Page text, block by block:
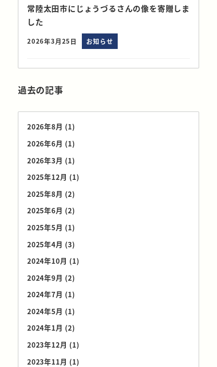
常陸太田市にじょうづるさんの像を寄贈しま
した
2026年3月25日 お知らせ
過去の記事
2026年8月 (1)
2026年6月 (1)
2026年3月 (1)
2025年12月 (1)
2025年8月 (2)
2025年6月 (2)
2025年5月 (1)
2025年4月 (3)
2024年10月 (1)
2024年9月 (2)
2024年7月 (1)
2024年5月 (1)
2024年1月 (2)
2023年12月 (1)
2023年11月 (1)